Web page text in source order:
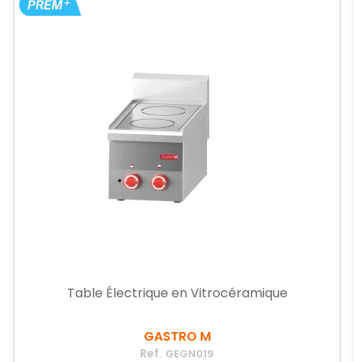
Table Électrique en Vitrocéramique
GASTRO M
Ref. GEGN019